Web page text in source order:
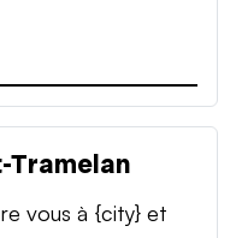
Tramelan
vous à {city} et